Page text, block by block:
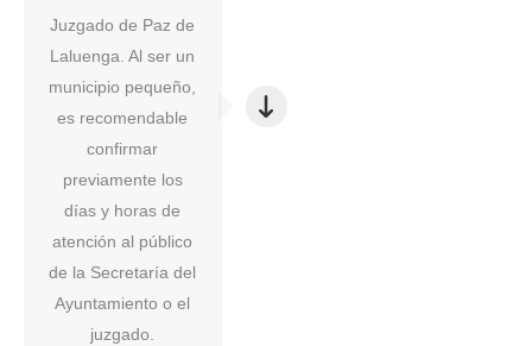
Juzgado de Paz de
Laluenga. Al ser un
municipio pequeño,
es recomendable
confirmar
previamente los
días y horas de
atención al público
de la Secretaría del
Ayuntamiento o el
juzgado.